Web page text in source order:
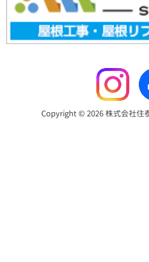
Copyright © 2026 株式会社住